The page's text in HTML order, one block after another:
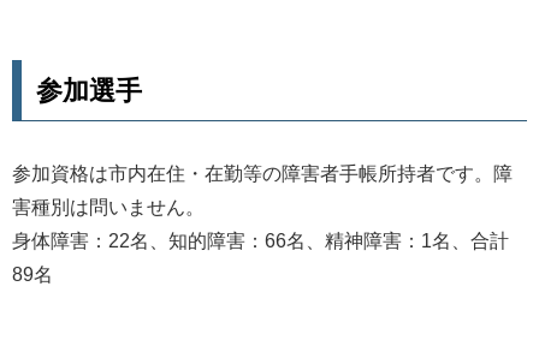
参加選手
参加資格は市内在住・在勤等の障害者手帳所持者です。障
害種別は問いません。
身体障害：22名、知的障害：66名、精神障害：1名、合計
89名